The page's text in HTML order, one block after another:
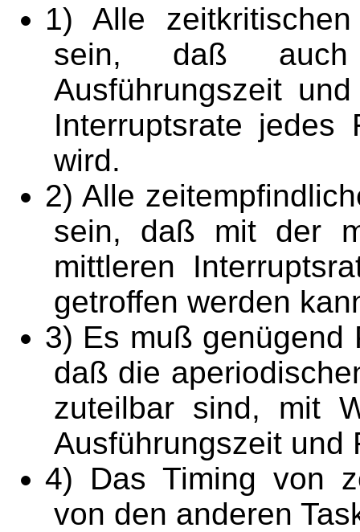
1) Alle
sein, daß
Ausführungszeit
Interruptsrate jedes
wird.
2) Alle
sein, daß mit der
mittleren
getroffen werden
3) Es muß genügend
daß die
zuteilbar sind, mit
Ausführungszeit und
4) Das Timing von
von den anderen